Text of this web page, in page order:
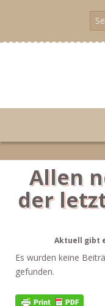
Allen
der
Aktuell gibt
Es wurden keine
gefunden.